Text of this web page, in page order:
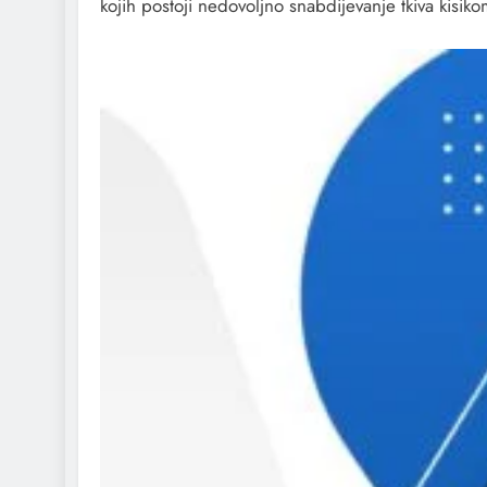
kojih postoji nedovoljno snabdijevanje tkiva